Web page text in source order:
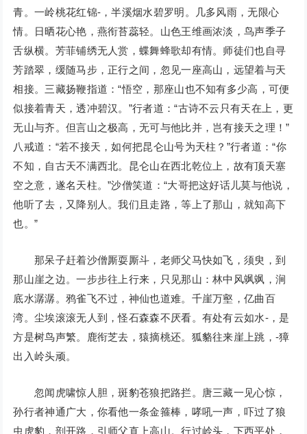
青。一岭桃花红锦-，半溪烟水碧罗明。几多风雨，无限心
情。日晒花心艳，燕衔苔蕊轻。山色王维画浓淡，鸟声季子
舌纵横。芳菲铺绣无人赏，蝶舞蜂歌却有情。师徒们也自寻
芳踏翠，缓随马步，正行之间，忽见一座高山，远望着与天
相接。三藏扬鞭指道：“悟空，那座山也不知有多少高，可便
似接着青天，透冲碧汉。”行者道：“古诗不云只有天在上，更
无山与齐。但言山之极高，无可与他比并，岂有接天之理！”
八戒道：“若不接天，如何把昆仑山号为天柱？”行者道：“你
不知，自古天不满西北。昆仑山在西北乾位上，故有顶天塞
空之意，遂名天柱。”沙僧笑道：“大哥把这好话儿莫与他说，
他听了去，又降别人。我们且走路，等上了那山，就知高下
也。”
那呆子赶着沙僧厮耍厮斗，老师父马快如飞，须臾，到
那山崖之边。一步步往上行来，只见那山：林中风飒飒，涧
底水潺潺。鸦雀飞不过，神仙也道难。千崖万壑，亿曲百
湾。尘埃滚滚无人到，怪石森森不厌看。有处有云如水-，是
方是树鸟声繁。鹿衔芝去，猿摘桃还。狐貉往来崖上跳，-獐
出入岭头顽。
忽闻虎啸惊人胆，斑豹苍狼把路拦。唐三藏一见心惊，
孙行者神通广大，你看他一条金箍棒，哮吼一声，吓过了狼
虫虎豹，剖开路，引师父直上高山。行过岭头，下西平处，